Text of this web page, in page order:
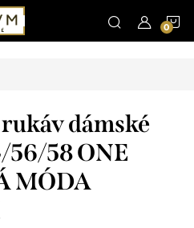
dámské
58 ONE
MÓDA